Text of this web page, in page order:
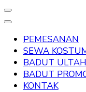
PEMESANAN
SEWA
BADUT ULTAH
BADUT
KONTAK